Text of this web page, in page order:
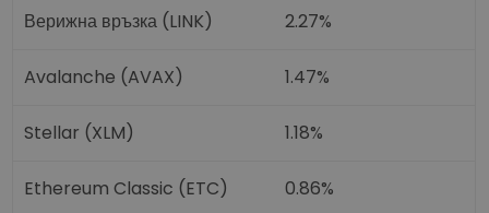
Верижна връзка (LINK) 2.27%
Avalanche (AVAX) 1.47%
Stellar (XLM) 1.18%
Ethereum Classic (ETC) 0.86%